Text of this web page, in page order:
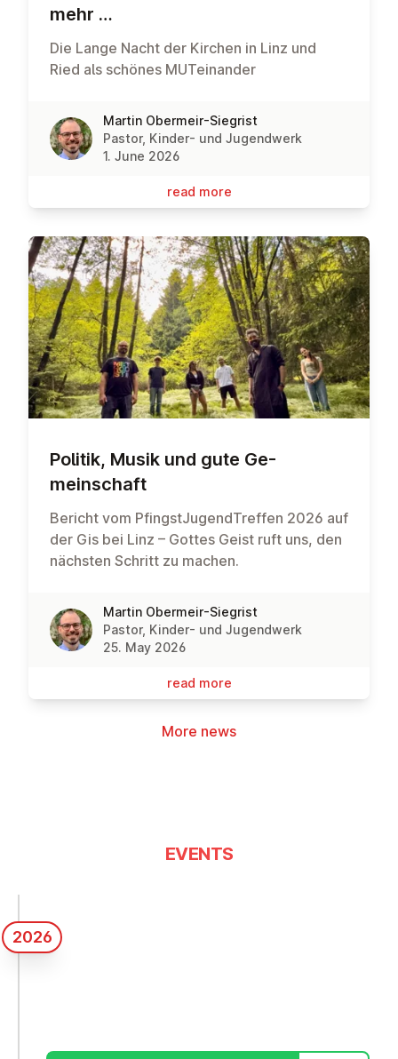
mehr …
Die Lange Nacht der Kirchen in Linz und
Ried als schönes MUTeinander
Martin Obermeir-Siegrist
Pastor, Kinder- und Jugendwerk
1. June 2026
read more
Politik, Musik und gute Ge­
meinsch­aft
Bericht vom PfingstJugendTreffen 2026 auf
der Gis bei Linz – Gottes Geist ruft uns, den
nächsten Schritt zu machen.
Martin Obermeir-Siegrist
Pastor, Kinder- und Jugendwerk
25. May 2026
read more
More news
EVENTS
2026